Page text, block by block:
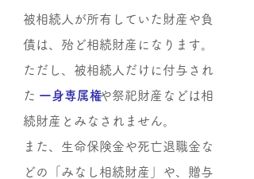
被相続人が所有していた財産や負
債は、殆ど相続財産になります。
ただし、被相続人だけに付与され
た
や祭祀財産などは相
続財産とみなされません。
また、生命保険金や死亡退職金な
どの「みなし相続財産」や、贈与
一身専属権